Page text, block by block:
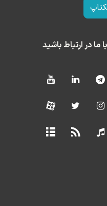
با ما در ارتباط باشید